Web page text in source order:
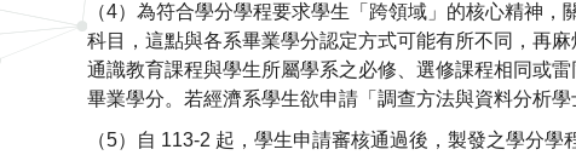
（4）為符合學分學程要求學生「跨領域」的核心精神
科目，這點與各系畢業學分認定方式可能有所不同，再
通識教育課程與學生所屬學系之必修、選修課程相同或
畢業學分。若經濟系學生欲申請「調查方法與資料分析
（5）自 113-2 起，學生申請審核通過後，製發之學分